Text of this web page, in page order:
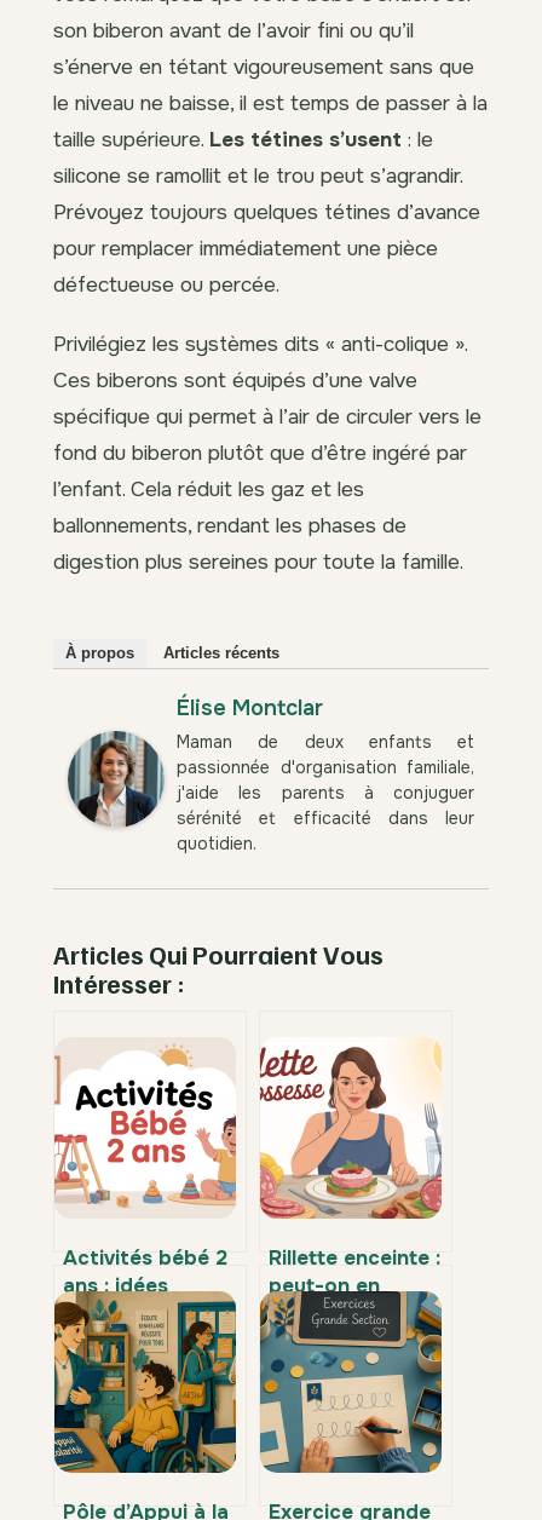
son biberon avant de l’avoir fini ou qu’il
s’énerve en tétant vigoureusement sans que
le niveau ne baisse, il est temps de passer à la
taille supérieure. Les tétines s’usent : le
silicone se ramollit et le trou peut s’agrandir.
Prévoyez toujours quelques tétines d’avance
pour remplacer immédiatement une pièce
défectueuse ou percée.
Privilégiez les systèmes dits « anti-colique ».
Ces biberons sont équipés d’une valve
spécifique qui permet à l’air de circuler vers le
fond du biberon plutôt que d’être ingéré par
l’enfant. Cela réduit les gaz et les
ballonnements, rendant les phases de
digestion plus sereines pour toute la famille.
À propos Articles récents
Élise Montclar
Maman de deux enfants et
passionnée d'organisation familiale,
j'aide les parents à conjuguer
sérénité et efficacité dans leur
quotidien.
Articles Qui Pourraient Vous
Intéresser :
Activités bébé 2
ans : idées
simples pour
l’éveiller au
quotidien
Rillette enceinte :
peut-on en
manger sans
risque pendant la
grossesse ?
Pôle d’Appui à la
Exercice grande